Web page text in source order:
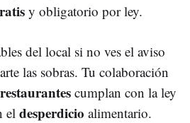
y obligatorio por ley.
del local si no ves el aviso
las sobras. Tu colaboración
restaurantes cumplan con la ley
el desperdicio alimentario.